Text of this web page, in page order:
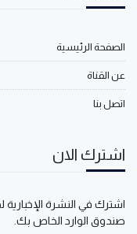
الصفحة الرئيسية
عن القناة
اتصل بنا
اشترك الان
اشترك في النشرة الإخبارية
صندوق الوارد الخاص بك.